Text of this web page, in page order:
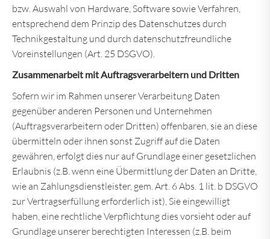
bzw. Auswahl von Hardware, Software sowie Verfahren,
entsprechend dem Prinzip des Datenschutzes durch
Technikgestaltung und durch datenschutzfreundliche
Voreinstellungen (Art. 25 DSGVO).
Zusammenarbeit mit Auftragsverarbeitern und Dritten
Sofern wir im Rahmen unserer Verarbeitung Daten
gegenüber anderen Personen und Unternehmen
(Auftragsverarbeitern oder Dritten) offenbaren, sie an diese
übermitteln oder ihnen sonst Zugriff auf die Daten
gewähren, erfolgt dies nur auf Grundlage einer gesetzlichen
Erlaubnis (z.B. wenn eine Übermittlung der Daten an Dritte,
wie an Zahlungsdienstleister, gem. Art. 6 Abs. 1 lit. b DSGVO
zur Vertragserfüllung erforderlich ist), Sie eingewilligt
haben, eine rechtliche Verpflichtung dies vorsieht oder auf
Grundlage unserer berechtigten Interessen (z.B. beim